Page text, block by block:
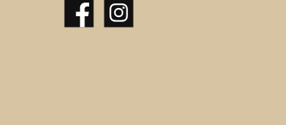
FacebookInstagram